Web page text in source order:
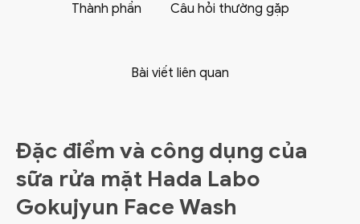
Thành phần Câu hỏi thường gặp
Bài viết liên quan
Đặc điểm và công dụng của
sữa rửa mặt Hada Labo
Gokujyun Face Wash